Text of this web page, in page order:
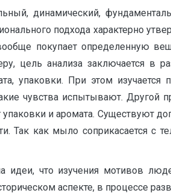
динамический,
подхода характерно
покупает определенную
цель анализа заключается в
упаковки. При этом
чувства испытывают. Другой
упаковки и аромата.
Так как мыло соприкасается
идеи, что изучения мотивов
аспекте, в процессе